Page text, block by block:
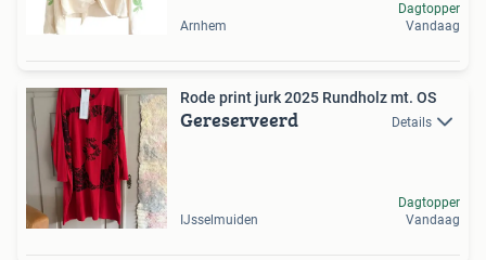
Arnhem
Dagtopper
Vandaag
Rode print jurk 2025 Rundholz mt. OS
Gereserveerd Details
IJsselmuiden
Dagtopper
Vandaag